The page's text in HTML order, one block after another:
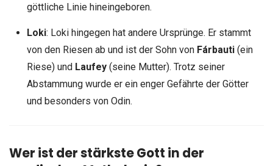
göttliche Linie hineingeboren.
Loki: Loki hingegen hat andere Ursprünge. Er stammt
von den Riesen ab und ist der Sohn von Fárbauti(ein
Riese) und Laufey(seine Mutter). Trotz seiner
Abstammung wurde er ein enger Gefährte der Götter
und besonders von Odin.
Wer ist der stärkste Gott in der